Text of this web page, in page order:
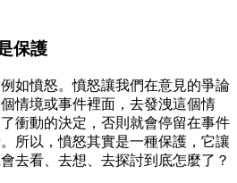
保護
如憤怒。憤怒讓我們在意見的爭論
情境或事件裡面，去發洩這個情
衝動的決定，否則就會停留在事件
所以，憤怒其實是一種保護，它讓
去看、去想、去探討到底怎麼了？